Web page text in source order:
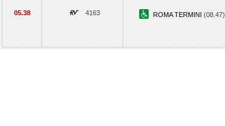
05.38 4163 ROMA TERMINI (08.47)